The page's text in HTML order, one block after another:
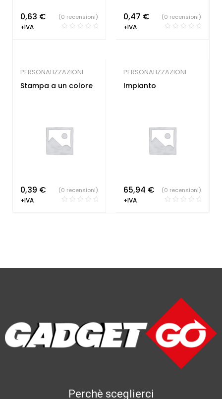
0,63 €
+IVA
(0 recensioni) 0,47 €
+IVA
(0 recensioni)
PERSONALIZZAZIONI
Stampa a un colore
0,39 €
+IVA
(0 recensioni)
PERSONALIZZAZIONI
Impianto
65,94 €
+IVA
(0 recensioni)
Perchè sceglierci